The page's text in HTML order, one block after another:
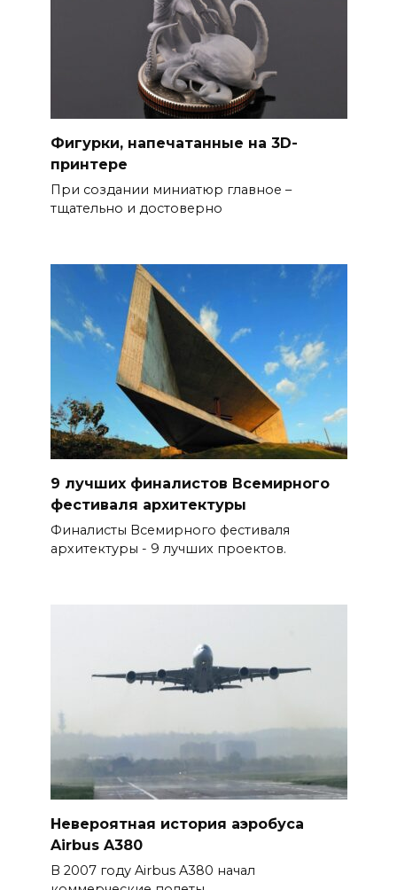
Фигурки, напечатанные на 3D-
принтере
При создании миниатюр главное –
тщательно и достоверно
9 лучших финалистов Всемирного
фестиваля архитектуры
Финалисты Всемирного фестиваля
архитектуры - 9 лучших проектов.
Невероятная история аэробуса
Airbus A380
В 2007 году Airbus A380 начал